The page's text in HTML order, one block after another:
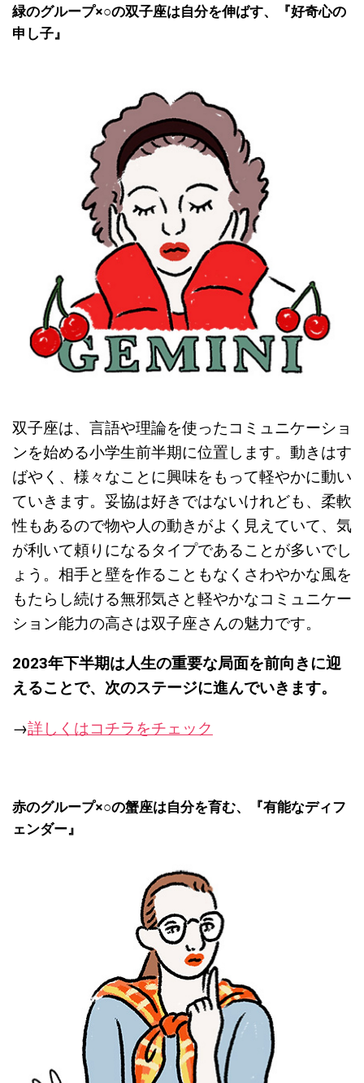
緑のグループ×○の双子座は自分を伸ばす、『好奇心の
申し子』
双子座は、言語や理論を使ったコミュニケーショ
ンを始める小学生前半期に位置します。動きはす
ばやく、様々なことに興味をもって軽やかに動い
ていきます。妥協は好きではないけれども、柔軟
性もあるので物や人の動きがよく見えていて、気
が利いて頼りになるタイプであることが多いでし
ょう。相手と壁を作ることもなくさわやかな風を
もたらし続ける無邪気さと軽やかなコミュニケー
ション能力の高さは双子座さんの魅力です。
2023年下半期は人生の重要な局面を前向きに迎
えることで、次のステージに進んでいきます。
→詳しくはコチラをチェック
赤のグループ×○の蟹座は自分を育む、『有能なディフ
ェンダー』